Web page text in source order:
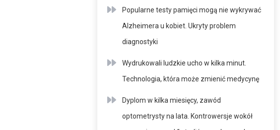
Popularne testy pamięci mogą nie wykrywać
Alzheimera u kobiet. Ukryty problem
diagnostyki
Wydrukowali ludzkie ucho w kilka minut.
Technologia, która może zmienić medycynę
Dyplom w kilka miesięcy, zawód
optometrysty na lata. Kontrowersje wokół